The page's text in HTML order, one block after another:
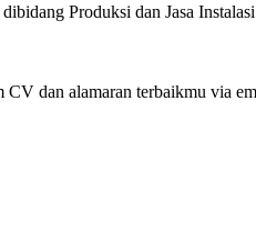
Produksi dan Jasa
CV dan alamaran terbaikmu via